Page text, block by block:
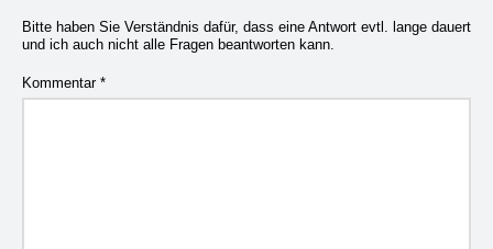
Bitte haben Sie Verständnis dafür, dass eine Antwort evtl. lange dauert
und ich auch nicht alle Fragen beantworten kann.
Kommentar *